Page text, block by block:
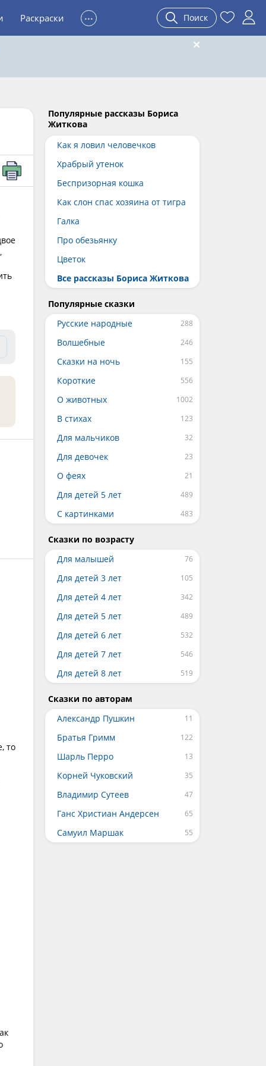
Раскраски ... Поиск
то
Популярные рассказы Бориса
Житкова
Как я ловил человечков
Храбрый утенок
Беспризорная кошка
Как слон спас хозяина от тигра
Галка
Про обезьянку
Цветок
Все рассказы Бориса Житкова
Популярные сказки
Русские народные
Волшебные
Сказки на ночь
Короткие
О животных
В стихах
Для мальчиков
Для девочек
О феях
Для детей 5 лет
С картинками
Сказки по возрасту
Для малышей
Для детей 3 лет
Для детей 4 лет
Для детей 5 лет
Для детей 6 лет
Для детей 7 лет
Для детей 8 лет
Сказки по авторам
Александр Пушкин
Братья Гримм
Шарль Перро
Корней Чуковский
Владимир Сутеев
Ганс Христиан Андерсен
Самуил Маршак